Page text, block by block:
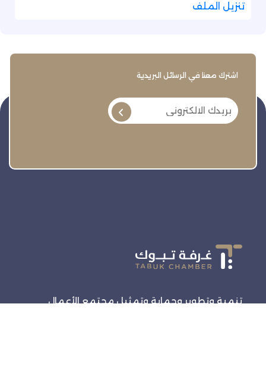
تنزيل الملف
اشترك معنا في الرسائل البريدية
تنمية وتطوير وحماية وتمثيل مجتمع الأعمال